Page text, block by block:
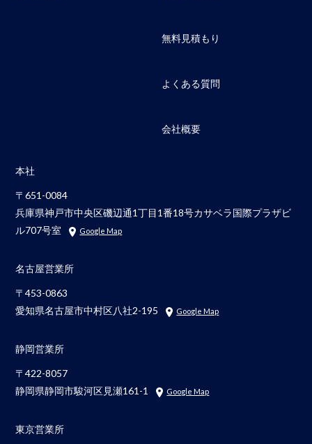
無料見積もり
よくある質問
会社概要
本社
〒651-0084
兵庫県神戸市中央区磯辺通1丁目1番18号カサベラ国際プラザビ
ル707号室
Google Map
名古屋営業所
〒453-0863
愛知県名古屋市中村区八社2-195
Google Map
静岡営業所
〒422-8057
静岡県静岡市駿河区見瀬161-1
Google Map
東京営業所